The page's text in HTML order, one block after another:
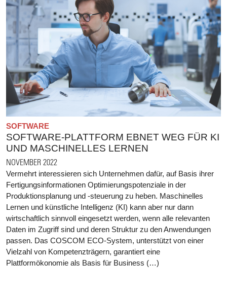
SOFTWARE
SOFTWARE-PLATTFORM EBNET WEG FÜR KI
UND MASCHINELLES LERNEN
NOVEMBER 2022
Vermehrt interessieren sich Unternehmen dafür, auf Basis ihrer
Fertigungsinformationen Optimierungspotenziale in der
Produktionsplanung und -steuerung zu heben. Maschinelles
Lernen und künstliche Intelligenz (KI) kann aber nur dann
wirtschaftlich sinnvoll eingesetzt werden, wenn alle relevanten
Daten im Zugriff sind und deren Struktur zu den Anwendungen
passen. Das COSCOM ECO-System, unterstützt von einer
Vielzahl von Kompetenzträgern, garantiert eine
Plattformökonomie als Basis für Business (…)